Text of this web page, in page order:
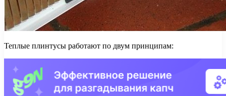
Теплые плинтусы работают по двум принципам: